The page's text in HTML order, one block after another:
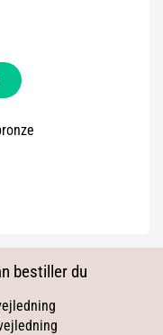
bestiller du